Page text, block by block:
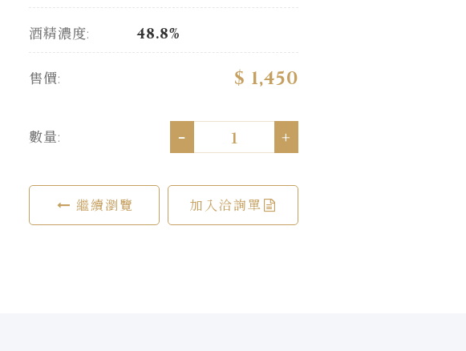
酒精濃度: 48.8%
售價: $ 1,450
數量: - +
繼續瀏覽 加入洽詢單